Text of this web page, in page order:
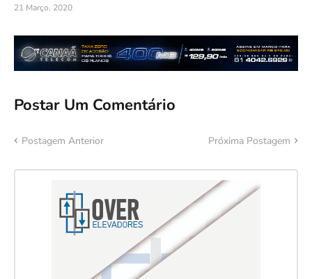
21 Março, 2020
Postar Um Comentário
Postagem Anterior Próxima Postagem